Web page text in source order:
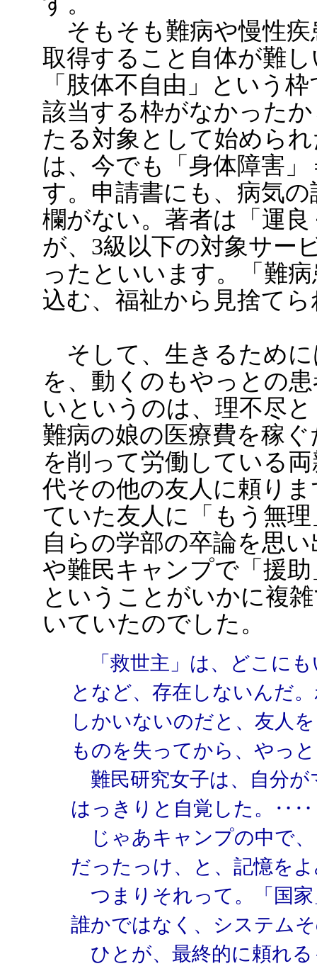
そもそも難病や慢性疾
取得すること自体が難
「肢体不自由」という
該当する枠がなかった
たる対象として始めら
は、今でも「身体障害
す。申請書にも、病気
欄がない。著者は「運
が、3級以下の対象サー
ったといいます。「難
込む、福祉から見捨て
そして、生きるために
を、動くのもやっとの
いというのは、理不尽
難病の娘の医療費を稼
を削って労働している
代その他の友人に頼り
ていた友人に「もう無
自らの学部の卒論を思
や難民キャンプで「援
ということがいかに複
いていたのでした。
「救世主」は、どこに
となど、存在しないんだ
しかいないのだと、友人
ものを失ってから、やっ
難民研究女子は、自分が
はっきりと自覚した。‥‥
じゃあキャンプの中で
だったっけ、と、記憶を
つまりそれって。「国家
誰かではなく、システム
ひとが、最終的に頼れる